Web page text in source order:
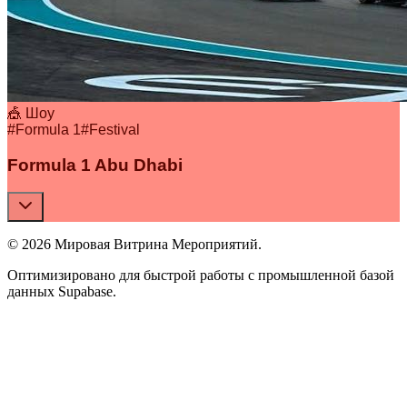
🎪 Шоу
#Formula 1#Festival
Formula 1 Abu Dhabi
© 2026 Мировая Витрина Мероприятий.
Оптимизировано для быстрой работы с промышленной базой
данных Supabase.